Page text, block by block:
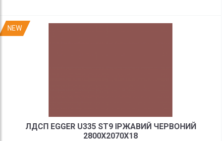
NEW
ЛДСП EGGER U335 ST9 ІРЖАВИЙ ЧЕРВОНИЙ
2800X2070X18